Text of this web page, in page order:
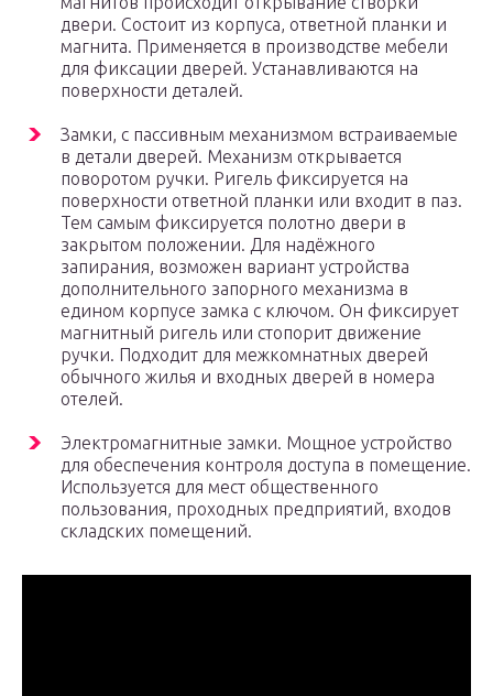
двери. Состоит из корпуса, ответной планки и
магнита. Применяется в производстве мебели
для фиксации дверей. Устанавливаются на
поверхности деталей.
Замки, с пассивным механизмом встраиваемые
в детали дверей. Механизм открывается
поворотом ручки. Ригель фиксируется на
поверхности ответной планки или входит в паз.
Тем самым фиксируется полотно двери в
закрытом положении. Для надёжного
запирания, возможен вариант устройства
дополнительного запорного механизма в
едином корпусе замка с ключом. Он фиксирует
магнитный ригель или стопорит движение
ручки. Подходит для межкомнатных дверей
обычного жилья и входных дверей в номера
отелей.
Электромагнитные замки. Мощное устройство
для обеспечения контроля доступа в помещение.
Используется для мест общественного
пользования, проходных предприятий, входов
складских помещений.